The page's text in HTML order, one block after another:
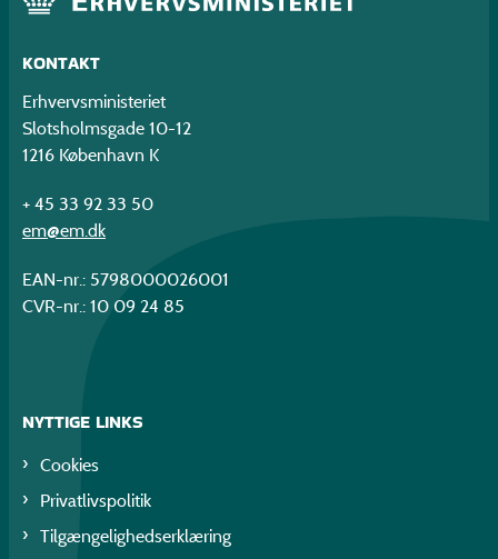
KONTAKT
Erhvervsministeriet
Slotsholmsgade 10-12
1216 København K
+ 45 33 92 33 50
em@em.dk
EAN-nr.: 5798000026001
CVR-nr.: 10 09 24 85
NYTTIGE LINKS
Cookies
Privatlivspolitik
Tilgængelighedserklæring